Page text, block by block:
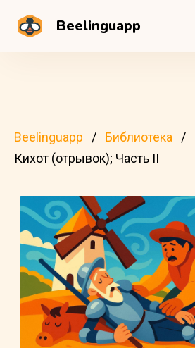
Beelinguapp
Beelinguapp Библиотека
Кихот (отрывок); Часть II